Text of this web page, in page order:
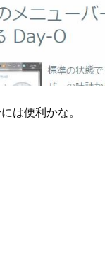
は便利かな。